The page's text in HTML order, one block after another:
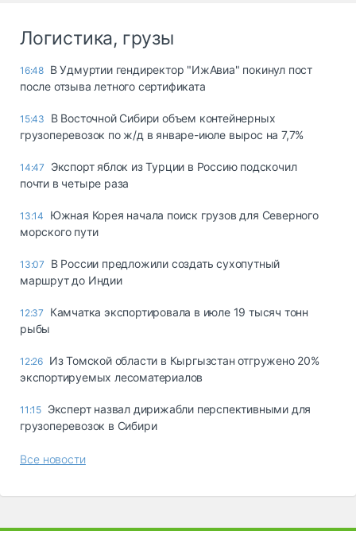
Логистика, грузы
16:48 В Удмуртии гендиректор "ИжАвиа" покинул пост
после отзыва летного сертификата
15:43
В Восточной Сибири объем контейнерных
грузоперевозок по ж/д в январе-июле вырос на 7,7%
14:47
Экспорт яблок из Турции в Россию подскочил
почти в четыре раза
13:14
Южная Корея начала поиск грузов для Северного
морского пути
13:07
В России предложили создать сухопутный
маршрут до Индии
12:37
Камчатка экспортировала в июле 19 тысяч тонн
рыбы
12:26 Из Томской области в Кыргызстан отгружено 20%
экспортируемых лесоматериалов
11:15 Эксперт назвал дирижабли перспективными для
грузоперевозок в Сибири
Все новости